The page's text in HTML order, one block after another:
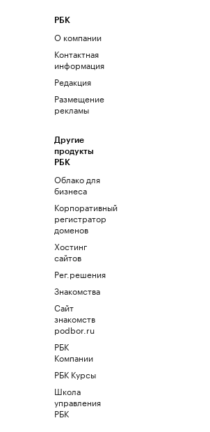
РБК
О компании
Контактная
информация
Редакция
Размещение
рекламы
Другие
продукты
РБК
Облако для
бизнеса
Корпоративный
регистратор
доменов
Хостинг
сайтов
Рег.решения
Знакомства
Сайт
знакомств
podbor.ru
РБК
Компании
РБК Курсы
Школа
управления
РБК